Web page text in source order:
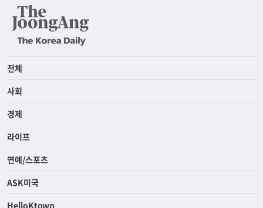
전체
사회
경제
라이프
연예/스포츠
ASK미국
HelloKtown